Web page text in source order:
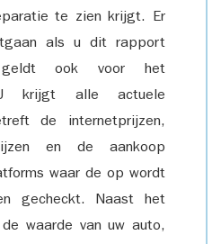
te zien krijgt. Er
als u dit rapport
ook voor het
U krijgt alle actuele
de internetprijzen,
en de aankoop
waar de op wordt
gecheckt. Naast het
waarde van uw auto,